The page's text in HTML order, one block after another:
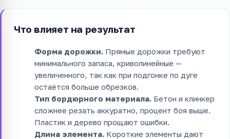
Что влияет на результат
Форма дорожки. Прямые дорожки требуют
минимального запаса, криволинейные —
увеличенного, так как при подгонке по дуге
остаётся больше обрезков.
Тип бордюрного материала. Бетон и клинкер
сложнее резать аккуратно, процент боя выше.
Пластик и дерево прощают ошибки.
Длина элемента. Короткие элементы дают